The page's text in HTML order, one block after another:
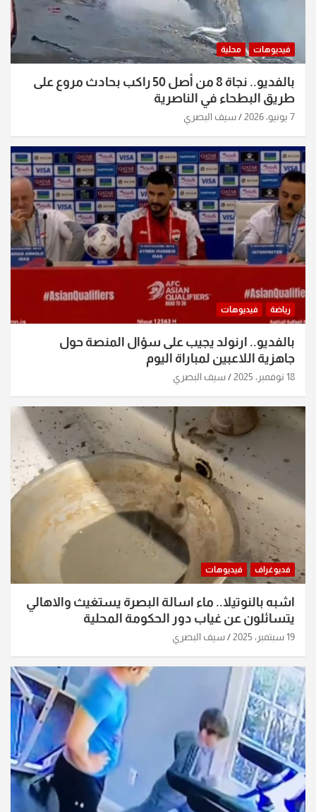
فيديوهات محلية
بالفديو.. نجاة 8 من أصل 50 راكب بحادث مروع على
طريق البطحاء في الناصرية
7 يونيو، 2026 سيف البصري
رياضة فيديوهات
بالفديو.. ارنولد يجيب على سؤال المنصة حول
جاهزية اللاعبين لمباراة اليوم
18 نوفمبر، 2025 سيف البصري
فديوغراف فيديوهات
اشبه بالنوتيلا.. ماء اسالة البصرة يستغيث والاهالي
يتسائلون عن غياب دور الحكومة المحلية
19 سبتمبر، 2025 سيف البصري